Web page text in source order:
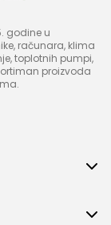
godine u
računara, klima
toplotnih pumpi,
proizvoda